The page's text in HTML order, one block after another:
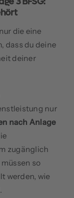
die eine
dass du deine
deiner
nur
nach Anlage
zugänglich
so
werden, wie